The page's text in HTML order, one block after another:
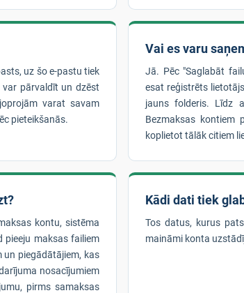
uz šo e-pastu tiek
pārvaldīt un dzēst
varat savam
pieteikšanās.
Vai es varu
Jā. Pēc "Saglabāt
esat reģistrēts
jauns folderis. Līdz
Bezmaksas kontiem
koplietot tālāk citiem
kontu, sistēma
pieeju maksas failiem
piegādātājiem, kas
nosacījumiem
pirms samaksas
Kādi dati tiek
Tos datus, kurus
maināmi konta